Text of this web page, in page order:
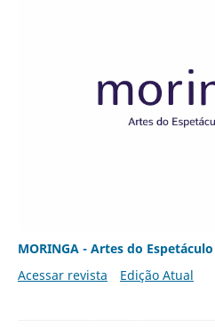
MORINGA - Artes do Espetáculo
Acessar revista
Edição Atual